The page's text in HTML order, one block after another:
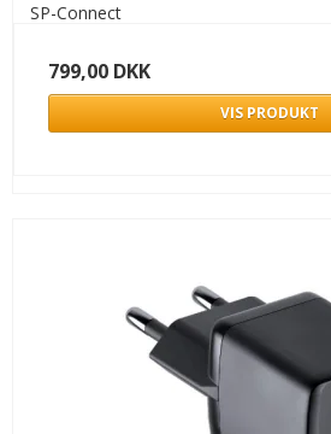
SP-Connect
799,00 DKK
VIS PRODUKT